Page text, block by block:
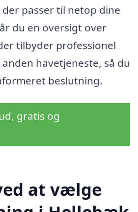
passer til netop dine
du en oversigt over
tilbyder professionel
havetjeneste, så du
beslutning.
gratis og
at vælge